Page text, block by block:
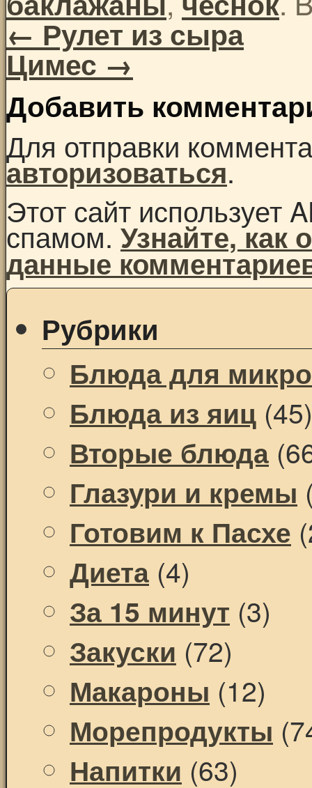
←Рулет из сыра
Цимес→
Добавить
Для отправки
авторизоваться.
Этот сайт использует
спамом.Узнайте,
данные
Рубрики
Блюда для
Блюда из яиц (45)
Вторые блюда
Глазури и кремы
Готовим к Пасхе
Диета (4)
За 15 минут (3)
Закуски (72)
Макароны (12)
Морепродукты
Напитки (63)